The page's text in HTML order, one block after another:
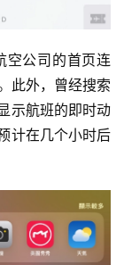
空公司的首页连
此外，曾经搜索
示航班的即时动
计在几个小时后